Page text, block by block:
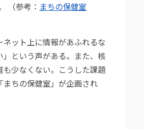
（参考： まちの保健室
ット上に情報があふれるな
という声がある。また、核
少なくない。こうした課題
ちの保健室」が企画され